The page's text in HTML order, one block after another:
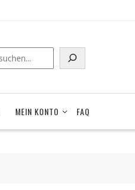
MEIN KONTO FAQ